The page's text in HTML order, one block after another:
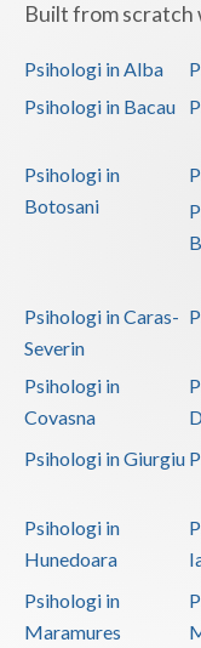
Built from scratch
Psihologi in Alba
Psihologi in Bacau
Psihologi in
Botosani
Psihologi in Caras-
Severin
Psihologi in
Covasna
Psihologi in Giurgiu
Psihologi in
Hunedoara
Psihologi in
Maramures